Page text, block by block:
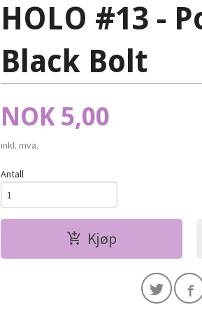
HOLO #13 -
Black Bolt
Pris
NOK 5,00
inkl. mva.
Antall
Kjøp